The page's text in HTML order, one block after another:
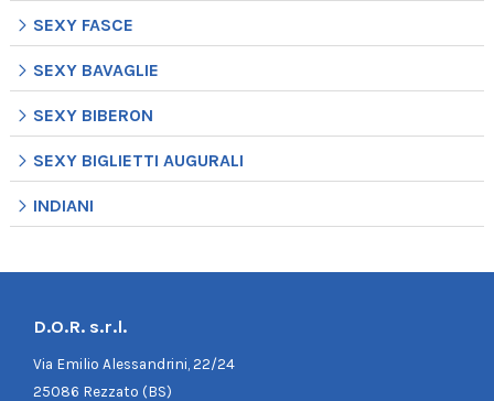
SEXY FASCE
SEXY BAVAGLIE
SEXY BIBERON
SEXY BIGLIETTI AUGURALI
INDIANI
D.O.R. s.r.l.
Via Emilio Alessandrini, 22/24
25086 Rezzato (BS)